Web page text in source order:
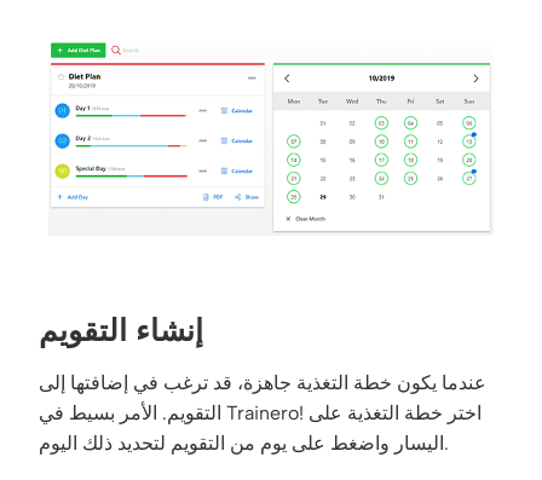
إنشاء التقويم
عندما يكون خطة التغذية جاهزة، قد ترغب في إضافتها إلى
التقويم. الأمر بسيط في Trainero! اختر خطة التغذية على
اليسار واضغط على يوم من التقويم لتحديد ذلك اليوم.